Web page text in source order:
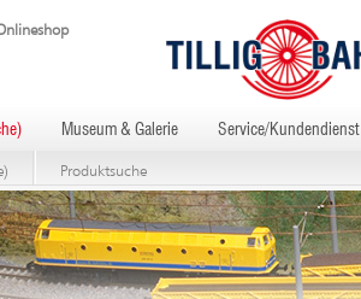
Museum & Galerie Service/Kundendienst
Produktsuche